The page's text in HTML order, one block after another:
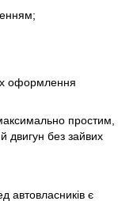
оформлення
простим,
двигун без зайвих
автовласників є